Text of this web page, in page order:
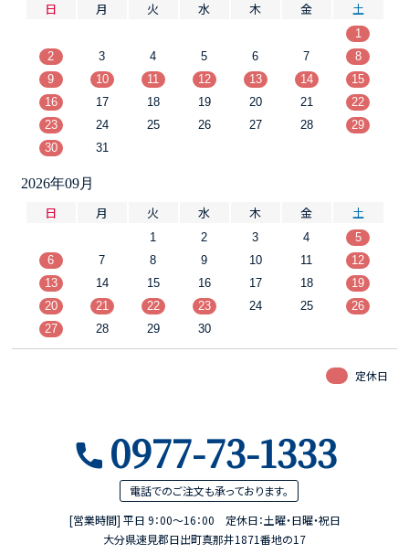
日 月 火 水 木 金 土
1
2
3 4 5 6 7
8
9
10 11 12 13 14
15
16
17 18 19 20 21
22
23
24 25 26 27 28
29
30
31
2026年09月
日 月 火 水 木 金 土
1 2 3 4
5
6
7 8 9 10 11
12
13
14 15 16 17 18
19
20
21 22 23 24 25
26
27
28 29 30
定休日
0977-73-1333
電話でのご注文も承っております。
[営業時間] 平日 9：00～16：00 定休日：土曜・日曜・祝日
大分県速見郡日出町真那井1871番地の17